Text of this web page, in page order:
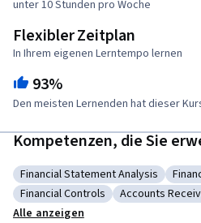
unter 10 Stunden pro Woche
Flexibler Zeitplan
In Ihrem eigenen Lerntempo lernen
93%
Den meisten Lernenden hat dieser
Kompetenzen, die Sie
Kategorie: Financial Statement
Financial Statement Analysis
Kategorie: Financial Controls
Financial Controls Kategorie:
Accounts
Alle anzeigen